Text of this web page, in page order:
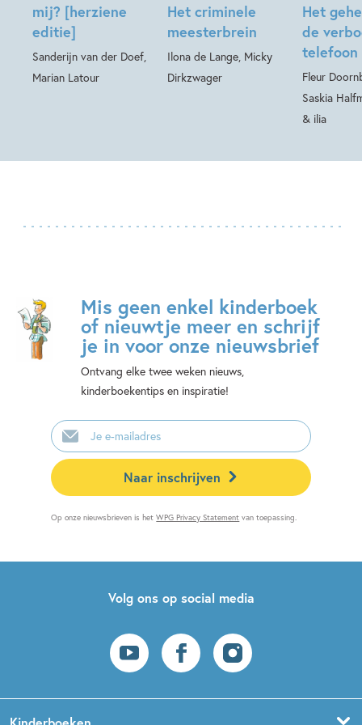
mij? [herziene
editie]
Sanderijn van der Doef,
Marian Latour
Het criminele
meesterbrein
Ilona de Lange, Micky
Dirkzwager
Het
de
telefoon
Fleur
Saskia
& ilia
Mis geen enkel kinderboek
of nieuwtje meer en schrijf
je in voor onze nieuwsbrief
Ontvang elke twee weken nieuws,
kinderboekentips en inspiratie!
E-
mailadres
Naar inschrijven
Op onze nieuwsbrieven is hetWPG Privacy Statement van toepassing.
Volg ons op social media